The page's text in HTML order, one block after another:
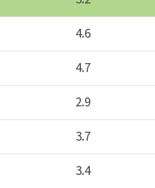
4.6
4.7
2.9
3.7
3.4